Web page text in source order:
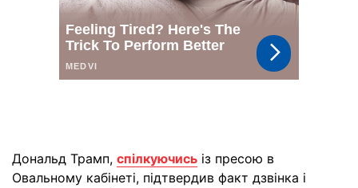
Дональд Трамп, спілкуючись із пресою в
Овальному кабінеті, підтвердив факт дзвінка і